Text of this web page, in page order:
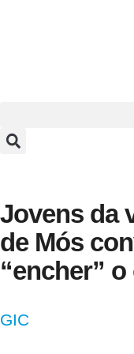
Jovens da
de Mós
“encher”
GIC